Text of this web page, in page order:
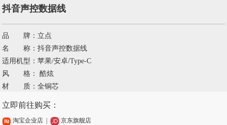
抖音声控数据线
品 牌：立点
名 称：抖音声控数据线
适用机型：苹果/安卓/Type-C
风 格： 酷炫
材 质：全铜芯
立即前往购买：
淘宝企业店 | 京东旗舰店